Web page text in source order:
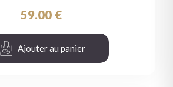
59.00 €
Ajouter au panier